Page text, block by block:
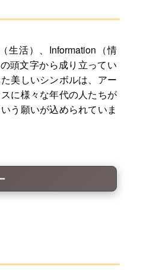
生活）、Information（情
頭文字から成り立ってい
美しいシンボルは、アー
に様々な年代の人たちが
う願いが込められていま